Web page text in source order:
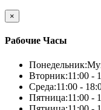
×
Рабочие Часы
Понедельник:
Вторник:11:00 -
Среда:11:00 -
Пятница:11:00 -